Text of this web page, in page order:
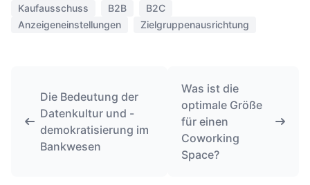
Kaufausschuss
B2B
B2C
Anzeigeneinstellungen
Zielgruppenausrichtung
Die Bedeutung der
Datenkultur und -
demokratisierung im
Bankwesen
Was ist die
optimale Größe
für einen
Coworking
Space?